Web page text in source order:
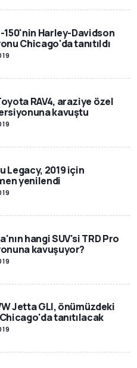
150'nin Harley-Davidson
Chicago'da tanıtıldı
RAV4, araziye özel
kavuştu
Legacy, 2019 için
yenilendi
hangi SUV'si TRD Pro
kavuşuyor?
Jetta GLI, önümüzdeki
tanıtılacak